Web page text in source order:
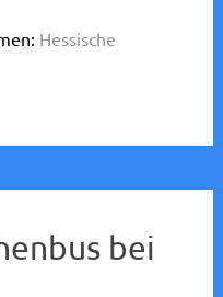
Hessische
bei